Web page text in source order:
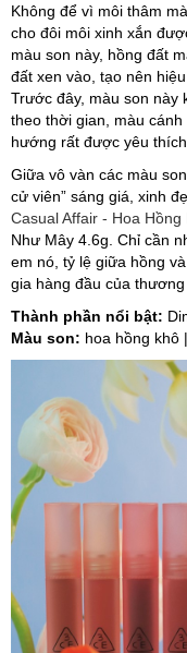
Không để vì môi thâm
cho đôi môi xinh xắn
màu son này, hồng đất
đất xen vào, tạo nên
Trước đây, màu son này
theo thời gian, màu
hướng rất được yêu thích
Giữa vô vàn các màu
cử viên” sáng giá, xinh
Casual Affair - Hoa Hồng
Như Mây 4.6g. Chỉ cần
em nó, tỷ lệ giữa hồng
gia hàng đầu của
Thành phần nổi bật:
Màu son: hoa hồng khô |